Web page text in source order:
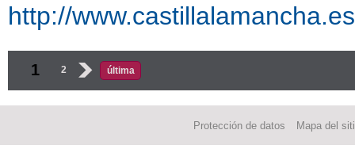
http://
Páginas
1 2 › última
Protección de datos Mapa del